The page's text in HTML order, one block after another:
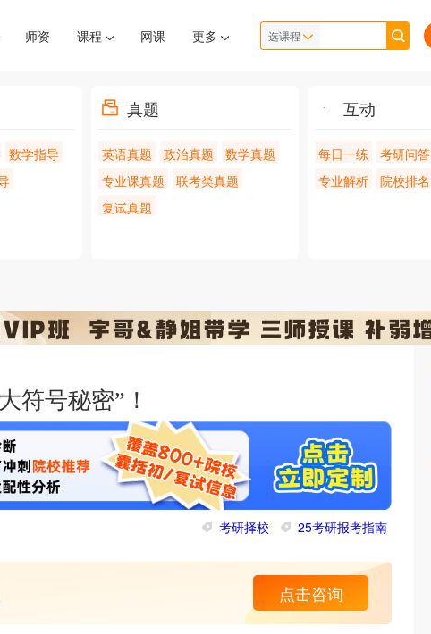
师资 课程 网课 更多 选课程
数学指导
真题
英语真题 政治真题
数学真题
专业课真题
联考类真题
复试真题
互动
每日一练 考研问答
专业解析
院校排名
符号秘密”！
考研择校 25考研报考指南
点击咨询